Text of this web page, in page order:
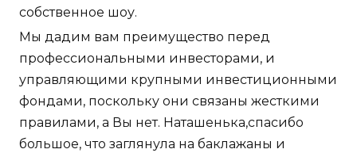
собственное шоу.
Мы дадим вам преимущество перед
профессиональными инвесторами, и
управляющими крупными инвестиционными
фондами, поскольку они связаны жесткими
правилами, а Вы нет. Наташенька,спасибо
большое, что заглянула на баклажаны и